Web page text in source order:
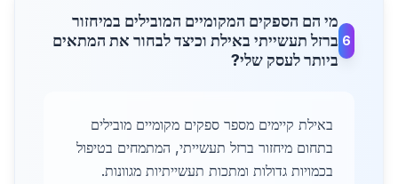
6
מי הם הספקים המקומיים המובילים במיחזור
ברזל תעשייתי באילת וכיצד לבחור את המתאים
ביותר לעסק שלי?
באילת קיימים מספר ספקים מקומיים מובילים
בתחום מיחזור ברזל תעשייתי, המתמחים בטיפול
בכמויות גדולות ומתכות תעשייתיות מגוונות.